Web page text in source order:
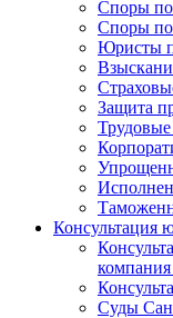
Споры по
Споры по
Юристы
Защита
Консультация
Суды